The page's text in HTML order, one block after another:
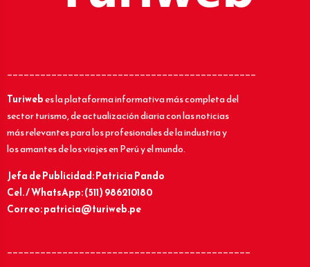
_____________________________________________
Turiwebes la plataforma informativa más completa del
sector turismo, de actualización diaria con las noticias
más relevantes para los profesionales de la industria y
los amantes de los viajes en Perú y el mundo.
Jefa de Publicidad: Patricia Pando
Cel. / WhatsApp: (511) 986210180
Correo: patricia@turiweb.pe
____________________________________________